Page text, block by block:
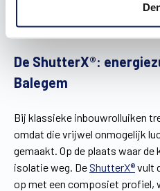
Download snel de brochure!
De ShutterX®:
Balegem
Bij klassieke inbouwrolluiken
omdat die vrijwel onmogelijk
gemaakt. Op de plaats waar
isolatie weg. DeShutterX®vult
op met een composiet profiel,